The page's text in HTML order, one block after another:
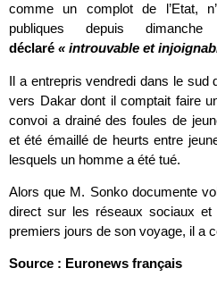
comme un complot de l’Etat,
publiques depuis
déclaré « introuvable et
Il a entrepris vendredi dans le sud
vers Dakar dont il comptait faire
convoi a drainé des foules de
et été émaillé de heurts entre
lesquels un homme a été tué.
Alors que M. Sonko documente
direct sur les réseaux sociaux
premiers jours de son voyage, il a
Source : Euronews français